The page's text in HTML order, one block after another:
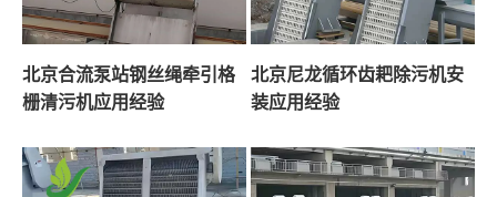
北京合流泵站钢丝绳牵引格
栅清污机应用经验
北京尼龙循环齿耙除污机安
装应用经验